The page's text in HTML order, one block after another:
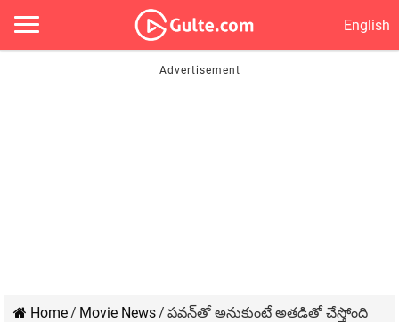
English
Home/ Movie News/ ప‌వ‌న్‌తో అనుకుంటే అత‌డితో చేస్తోంది